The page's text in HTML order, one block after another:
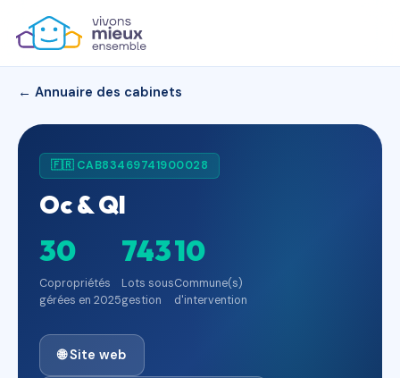
← Annuaire des cabinets
🇫🇷 CAB83469741900028
Oc & Ql
30
Copropriétés
gérées en 2025
743
Lots sous
gestion
10
Commune(s)
d'intervention
🌐 Site web